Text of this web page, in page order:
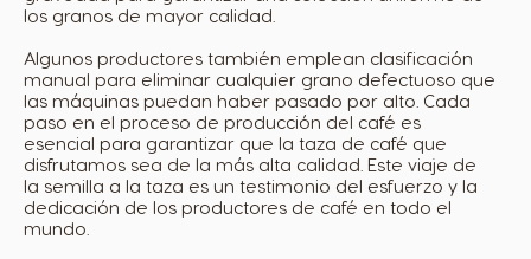
los granos de mayor calidad.
Algunos productores también emplean clasificación
manual para eliminar cualquier grano defectuoso que
las máquinas puedan haber pasado por alto. Cada
paso en el proceso de producción del café es
esencial para garantizar que la taza de café que
disfrutamos sea de la más alta calidad. Este viaje de
la semilla a la taza es un testimonio del esfuerzo y la
dedicación de los productores de café en todo el
mundo.